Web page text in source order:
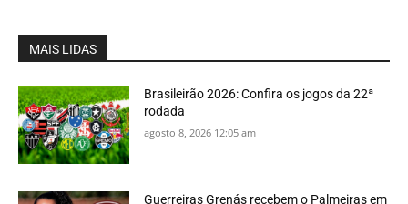
MAIS LIDAS
Brasileirão 2026: Confira os jogos da 22ª
rodada
agosto 8, 2026 12:05 am
Guerreiras Grenás recebem o Palmeiras em